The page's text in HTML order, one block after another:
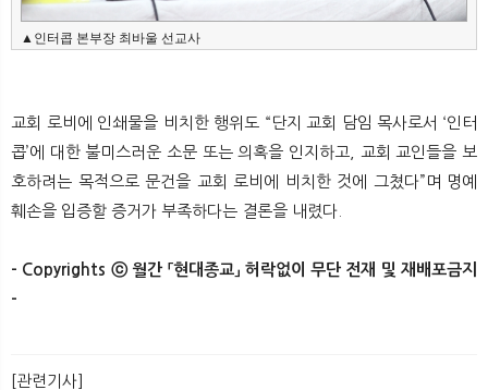
▲인터콥 본부장 최바울 선교사
교회 로비에 인쇄물을 비치한 행위도 “단지 교회 담임 목사로서 ‘인터
콥’에 대한 불미스러운 소문 또는 의혹을 인지하고, 교회 교인들을 보
호하려는 목적으로 문건을 교회 로비에 비치한 것에 그쳤다”며 명예
훼손을 입증할 증거가 부족하다는 결론을 내렸다.
- Copyrights ⓒ 월간 「현대종교」 허락없이 무단 전재 및 재배포금지
-​ ​
[관련기사]